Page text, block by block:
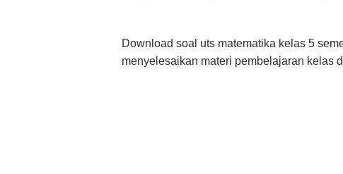
Download soal uts matematika kelas 5
menyelesaikan materi pembelajaran kelas